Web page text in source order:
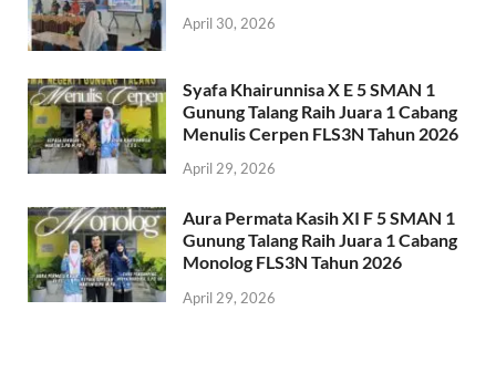
April 30, 2026
Syafa Khairunnisa X E 5 SMAN 1
Gunung Talang Raih Juara 1 Cabang
Menulis Cerpen FLS3N Tahun 2026
April 29, 2026
Aura Permata Kasih XI F 5 SMAN 1
Gunung Talang Raih Juara 1 Cabang
Monolog FLS3N Tahun 2026
April 29, 2026